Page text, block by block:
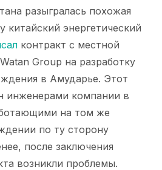
разыгралась похожая
китайский энергетический
контракт с местной
Group на разработку
в Амударье. Этот
инженерами компании в
на том же
по ту сторону
после заключения
возникли проблемы.